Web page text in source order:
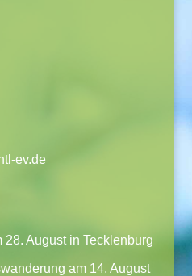
ev.de
August in Tecklenburg
am 14. August